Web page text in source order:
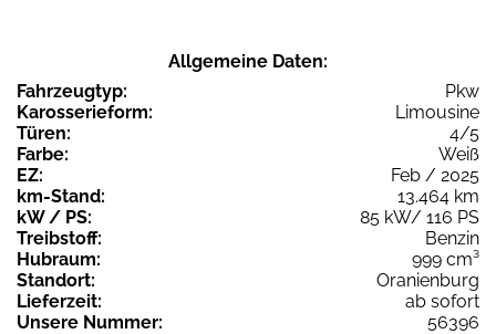
Allgemeine Daten:
Fahrzeugtyp:
Pkw
Karosserieform:
Limousine
Türen:
4/5
Farbe:
Weiß
EZ:
Feb / 2025
km-Stand:
13.464 km
kW / PS:
85 kW/ 116 PS
Treibstoff:
Benzin
Hubraum:
999 cm³
Standort:
Oranienburg
Lieferzeit:
ab sofort
Unsere Nummer:
56396